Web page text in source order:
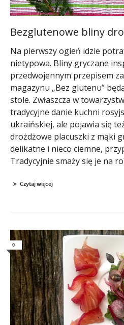
Bezglutenowe bliny
Na pierwszy ogień idzie
nietypowa. Bliny gryczane
przedwojennym przepisem
magazynu „Bez glutenu”
stole. Zwłaszcza w
tradycyjne danie kuchni
ukraińskiej, ale pojawia się
drożdżowe placuszki z mąki
delikatne i nieco ciemne,
Tradycyjnie smaży się je na
Czytaj więcej
0